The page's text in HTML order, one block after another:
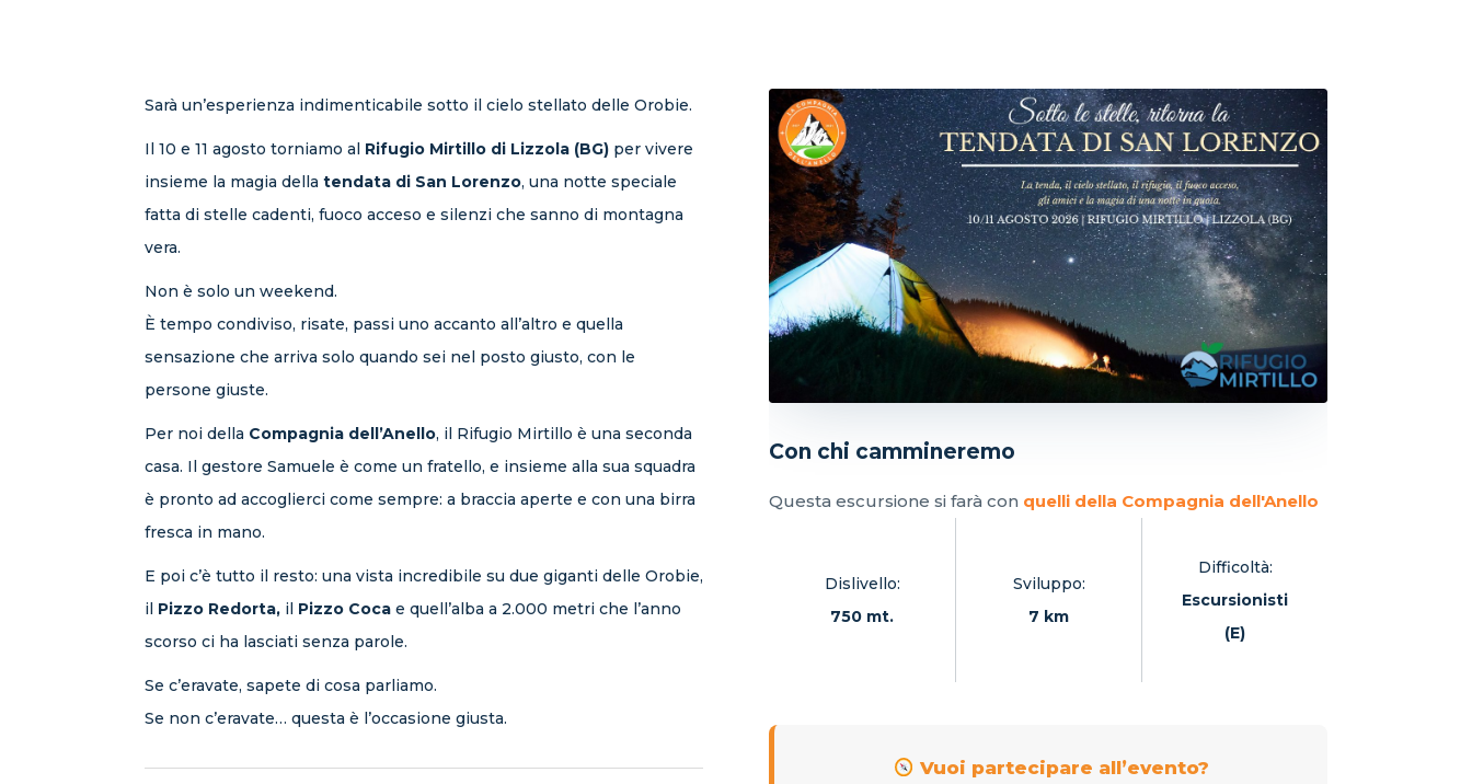
Sarà un’esperienza indimenticabile sotto il cielo stellato delle Orobie.
Il 10 e 11 agosto torniamo al Rifugio Mirtillo di Lizzola (BG) per vivere
insieme la magia della tendata di San Lorenzo, una notte speciale
fatta di stelle cadenti, fuoco acceso e silenzi che sanno di montagna
vera.
Non è solo un weekend.
È tempo condiviso, risate, passi uno accanto all’altro e quella
sensazione che arriva solo quando sei nel posto giusto, con le
persone giuste.
Per noi della Compagnia dell’Anello, il Rifugio Mirtillo è una seconda
casa. Il gestore Samuele è come un fratello, e insieme alla sua squadra
è pronto ad accoglierci come sempre: a braccia aperte e con una birra
fresca in mano.
E poi c’è tutto il resto: una vista incredibile su due giganti delle Orobie,
il Pizzo Redorta, il Pizzo Coca e quell’alba a 2.000 metri che l’anno
scorso ci ha lasciati senza parole.
Se c’eravate, sapete di cosa parliamo.
Se non c’eravate… questa è l’occasione giusta.
Con chi cammineremo
Questa escursione si farà con quelli della Compagnia dell'Anello
Dislivello:
750 mt.
Sviluppo:
7 km
Difficoltà:
Escursionisti
(E)
Vuoi partecipare all’evento?